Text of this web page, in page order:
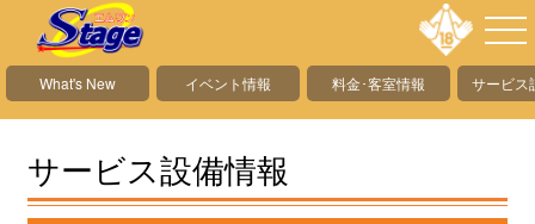
What's New イベント情報 料金･客室情報 サービス
サービス設備情報